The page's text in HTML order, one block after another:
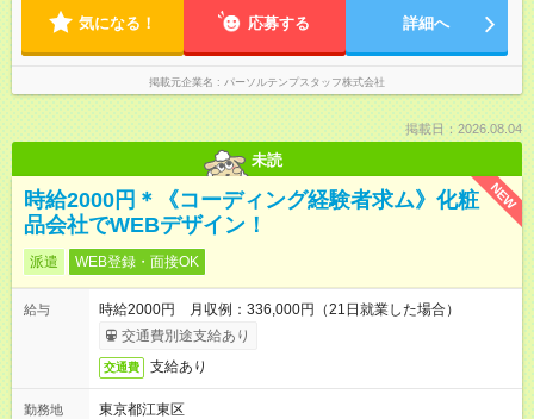
気になる！ 応募する 詳細へ
掲載元企業名 パーソルテンプスタッフ株式会社
掲載日：2026.08.04
未読
NEW
時給2000円＊《コーディング経験者求ム》化粧
品会社でWEBデザイン！
派遣 WEB登録・面接OK
給与
時給2000円 月収例：336,000円（21日就業した場合）
交通費別途支給あり
交通費 支給あり
勤務地
東京都江東区